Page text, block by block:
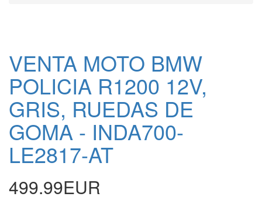
VENTA MOTO BMW
POLICIA R1200 12V,
GRIS, RUEDAS DE
GOMA - INDA700-
LE2817-AT
499.99EUR